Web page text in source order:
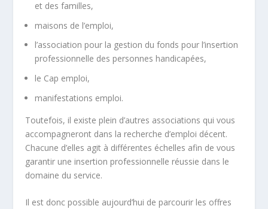
et des familles,
maisons de l’emploi,
l’association pour la gestion du fonds pour l’insertion
professionnelle des personnes handicapées,
le Cap emploi,
manifestations emploi.
Toutefois, il existe plein d’autres associations qui vous
accompagneront dans la recherche d’emploi décent.
Chacune d’elles agit à différentes échelles afin de vous
garantir une insertion professionnelle réussie dans le
domaine du service.
Il est donc possible aujourd’hui de parcourir les offres